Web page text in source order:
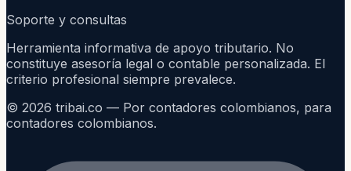
Soporte y consultas
Herramienta informativa de apoyo tributario. No
constituye asesoría legal o contable personalizada. El
criterio profesional siempre prevalece.
© 2026 tribai.co — Por contadores colombianos, para
contadores colombianos.